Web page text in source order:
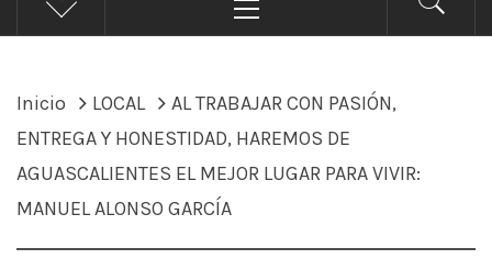
principal
Inicio LOCAL
AL TRABAJAR CON PASIÓN,
ENTREGA Y HONESTIDAD, HAREMOS DE
AGUASCALIENTES EL MEJOR LUGAR PARA VIVIR:
MANUEL ALONSO GARCÍA